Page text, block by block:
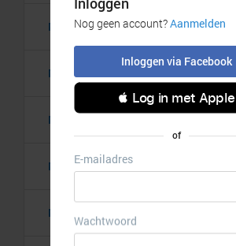
Manandshaving.nl 7,00%
Marie-Stella-Maris
Merit Beauty
Migron
MINDSCOPIC